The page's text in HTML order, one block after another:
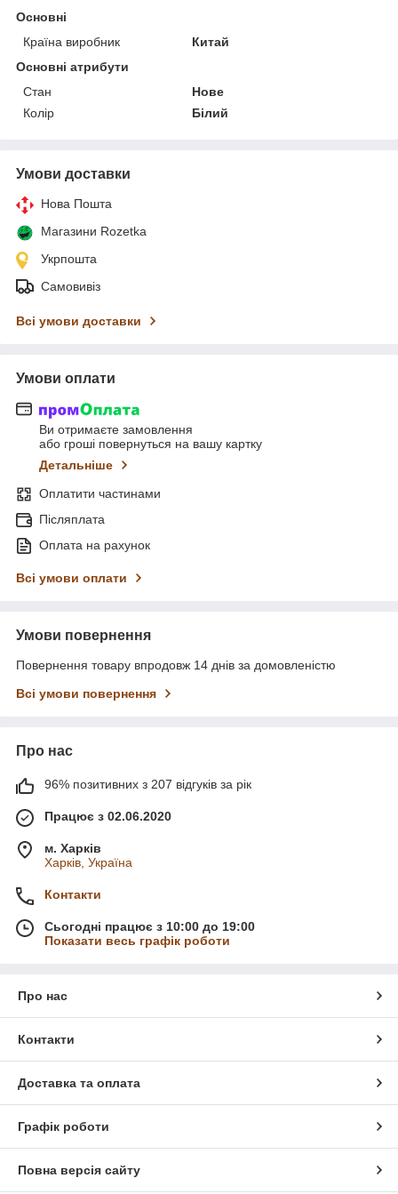
Основні
Країна виробник
Китай
Основні атрибути
Стан
Нове
Колір
Білий
Умови доставки
Нова Пошта
Магазини Rozetka
Укрпошта
Самовивіз
Всі умови доставки
Умови оплати
Ви отримаєте замовлення
або гроші повернуться на вашу картку
Детальніше
Оплатити частинами
Післяплата
Оплата на рахунок
Всі умови оплати
Умови повернення
Повернення товару впродовж 14 днів за домовленістю
Всі умови повернення
Про нас
96% позитивних з 207 відгуків за рік
Працює з 02.06.2020
м. Харків
Харків, Україна
Контакти
Сьогодні працює з 10:00 до 19:00
Показати весь графік роботи
Про нас
Контакти
Доставка та оплата
Графік роботи
Повна версія сайту